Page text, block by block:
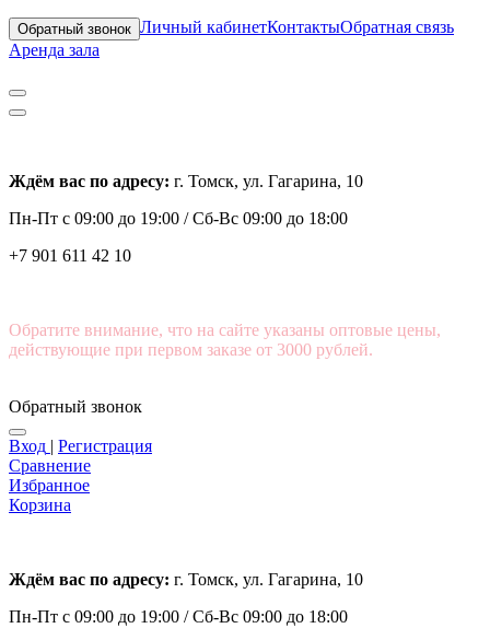
Обратный звонок Личный кабинетКонтактыОбратная связь
Аренда зала
Ждём вас по адресу: г. Томск, ул. Гагарина, 10
Пн-Пт с 09:00 до 19:00 /Сб-Вс 09:00 до 18:00
+7 901 611 42 10
Обратите внимание, что на сайте указаны оптовые цены,
действующие при первом заказе от 3000 рублей.
Обратный звонок
Вход | Регистрация
Сравнение
Избранное
Корзина
Ждём вас по адресу: г. Томск, ул. Гагарина, 10
Пн-Пт с 09:00 до 19:00 /Сб-Вс 09:00 до 18:00